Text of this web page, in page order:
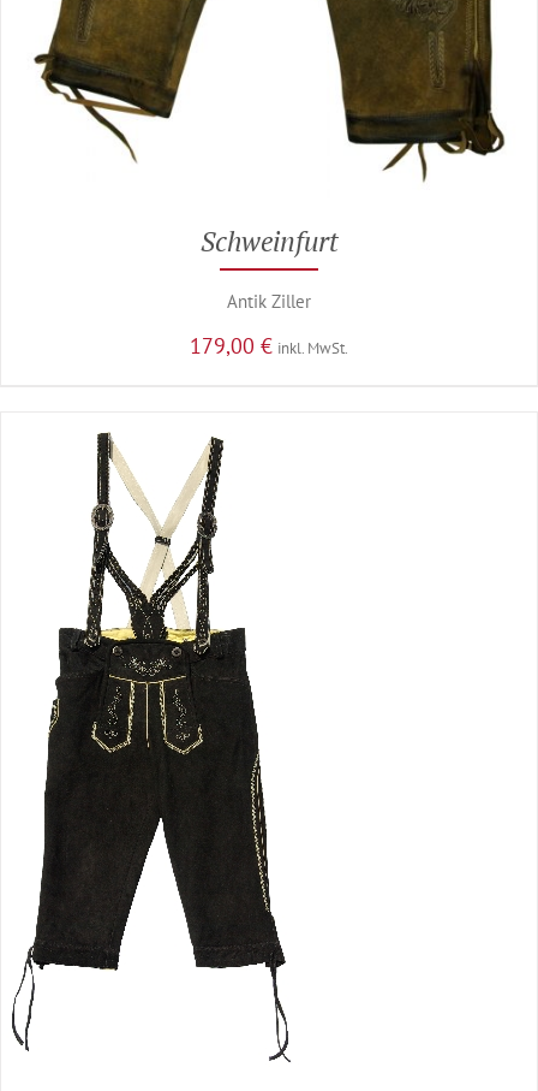
Schweinfurt
Antik Ziller
179,00 € inkl. MwSt.